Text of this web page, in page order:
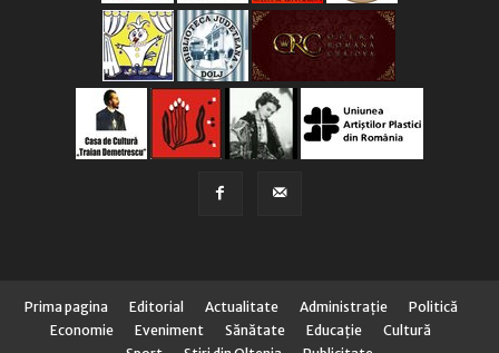
Prima pagina Editorial Actualitate Administraţie
Politică
Economie
Eveniment Sănătate Educaţie
Cultură